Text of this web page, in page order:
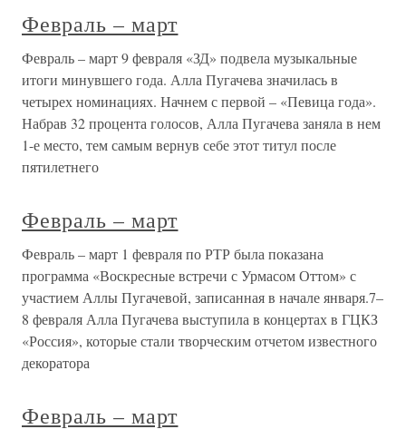
Февраль – март
Февраль – март 9 февраля «ЗД» подвела музыкальные
итоги минувшего года. Алла Пугачева значилась в
четырех номинациях. Начнем с первой – «Певица года».
Набрав 32 процента голосов, Алла Пугачева заняла в нем
1-е место, тем самым вернув себе этот титул после
пятилетнего
Февраль – март
Февраль – март 1 февраля по РТР была показана
программа «Воскресные встречи с Урмасом Оттом» с
участием Аллы Пугачевой, записанная в начале января.7–
8 февраля Алла Пугачева выступила в концертах в ГЦКЗ
«Россия», которые стали творческим отчетом известного
декоратора
Февраль – март